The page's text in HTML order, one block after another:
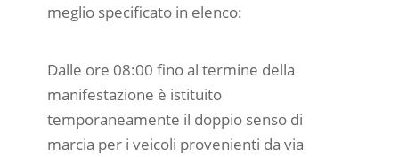
meglio specificato in elenco:
Dalle ore 08:00 fino al termine della
manifestazione è istituito
temporaneamente il doppio senso di
marcia per i veicoli provenienti da via